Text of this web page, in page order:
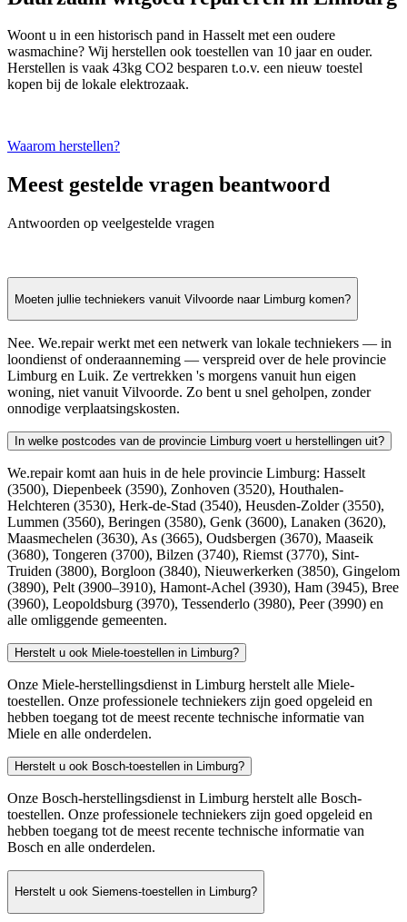
Duurzaam witgoed repareren in Limburg
Woont u in een historisch pand in Hasselt met een oudere
wasmachine? Wij herstellen ook toestellen van 10 jaar en ouder.
Herstellen is vaak 43kg CO2 besparen t.o.v. een nieuw toestel
kopen bij de lokale elektrozaak.
Waarom herstellen?
Meest gestelde vragen beantwoord
Antwoorden op veelgestelde vragen
Moeten jullie techniekers vanuit Vilvoorde naar Limburg komen?
Nee. We.repair werkt met een netwerk van lokale techniekers — in
loondienst of onderaanneming — verspreid over de hele provincie
Limburg en Luik. Ze vertrekken 's morgens vanuit hun eigen
woning, niet vanuit Vilvoorde. Zo bent u snel geholpen, zonder
onnodige verplaatsingskosten.
In welke postcodes van de provincie Limburg voert u herstellingen uit?
We.repair komt aan huis in de hele provincie Limburg: Hasselt
(3500), Diepenbeek (3590), Zonhoven (3520), Houthalen-
Helchteren (3530), Herk-de-Stad (3540), Heusden-Zolder (3550),
Lummen (3560), Beringen (3580), Genk (3600), Lanaken (3620),
Maasmechelen (3630), As (3665), Oudsbergen (3670), Maaseik